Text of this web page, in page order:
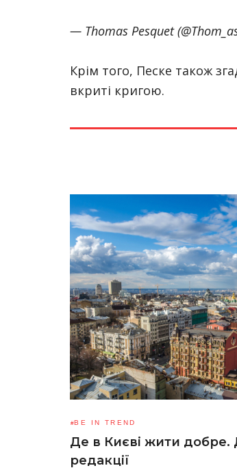
— Thomas Pesquet
Крім того, Песке також
вкриті кригою.
BE IN TREND
Де в Києві жити добре.
редакції